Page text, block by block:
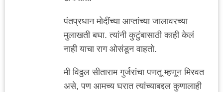
पंतप्रधान मोदींच्या आप्तांच्या जालावरच्या
मुलाखती बघा. त्यांनी कुटुंबासाठी काही केलं
नाही याचा राग ओसंडून वाहतो.
मी विठ्ठल सीताराम गुर्जरांचा पणतू म्हणून मिरवत
असे, पण आमच्य घरात त्यांच्याबद्दल कुणालाही